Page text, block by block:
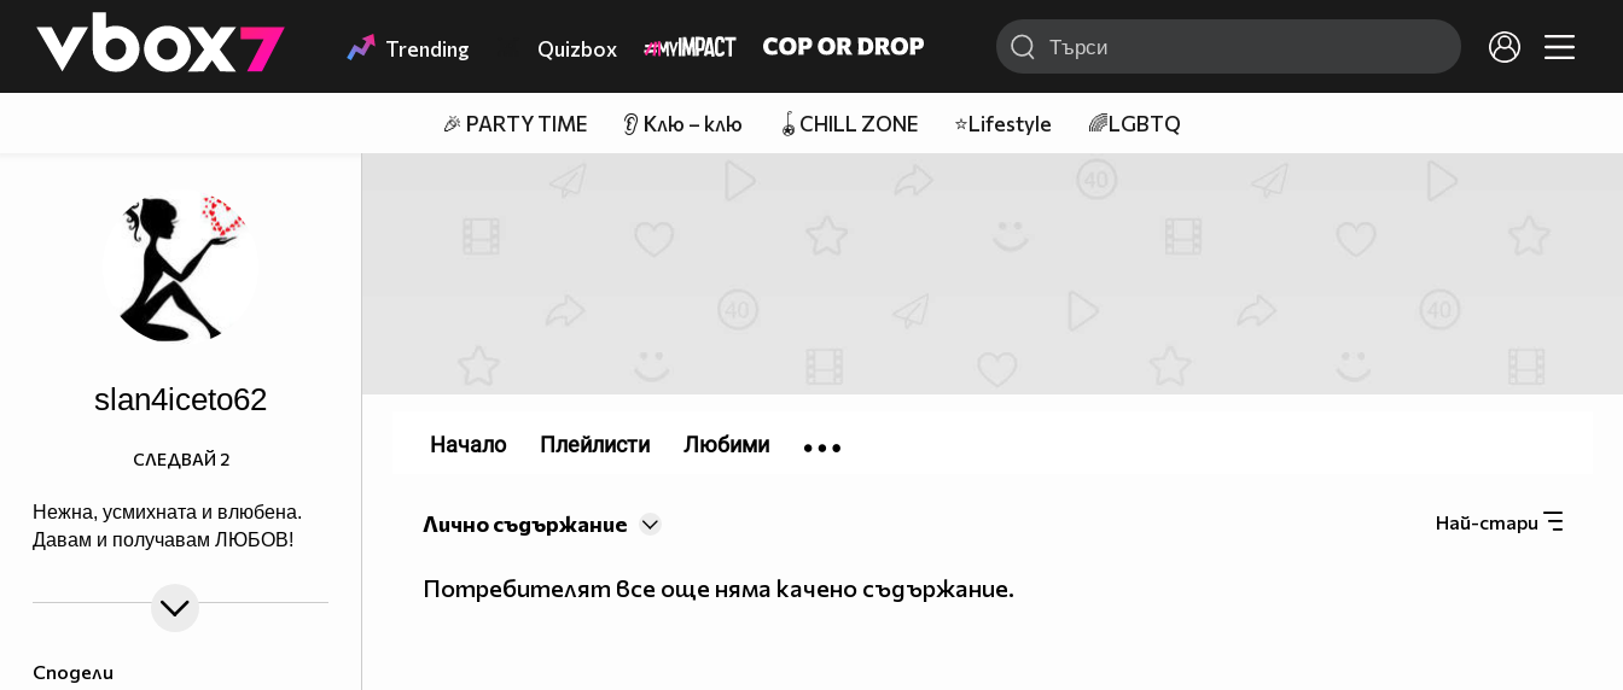
👾 Trending Quizbox
🎉 PARTY TIME 👂 Клю – клю 🪀CHILL ZONE ⭐Lifestyle 🌈LGBTQ
Сподели
slan4iceto62
Нежна, усмихната и влюбена.
Давам и получавам ЛЮБОВ!
СЛЕДВАЙ 2
Най-стари
Лично съдържание
Потребителят все още няма качено съдържание.
Начало Плейлисти Любими